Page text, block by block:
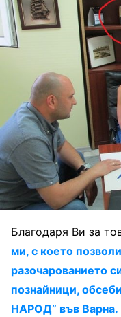
Благодаря Ви за
ми, с което
разочарованието
познайници,
НАРОД” във Варна.